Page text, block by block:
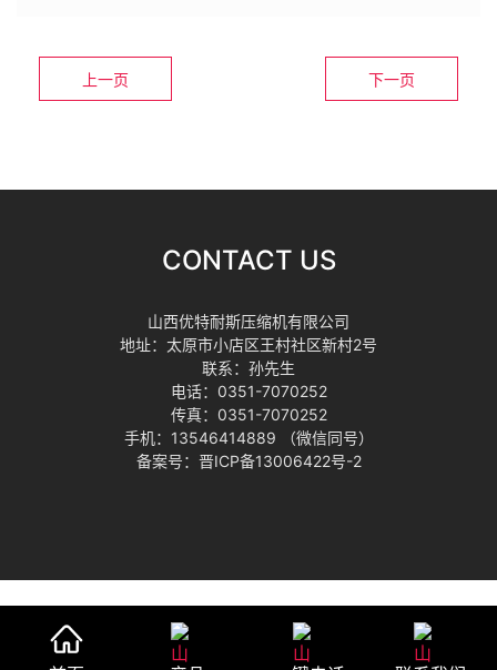
上一页 下一页
CONTACT US
山西优特耐斯压缩机有限公司
地址：太原市小店区王村社区新村2号
联系：孙先生
电话：0351-7070252
传真：0351-7070252
手机：13546414889 （微信同号）
备案号：晋ICP备13006422号-2